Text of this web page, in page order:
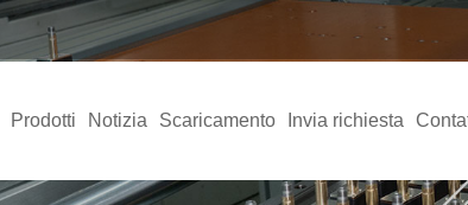
Prodotti Notizia Scaricamento Invia richiesta